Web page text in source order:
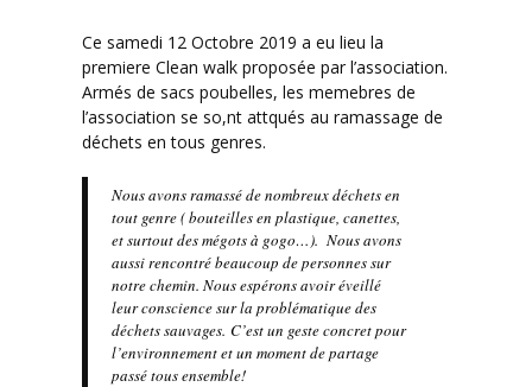
Ce samedi 12 Octobre 2019 a eu lieu la
premiere Clean walk proposée par l’association.
Armés de sacs poubelles, les memebres de
l’association se so,nt attqués au ramassage de
déchets en tous genres.
Nous avons ramassé de nombreux déchets en
tout genre ( bouteilles en plastique, canettes,
et surtout des mégots à gogo…). Nous avons
aussi rencontré beaucoup de personnes sur
notre chemin. Nous espérons avoir éveillé
leur conscience sur la problématique des
déchets sauvages. C’est un geste concret pour
l’environnement et un moment de partage
passé tous ensemble!